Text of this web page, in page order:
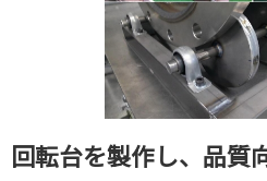
回転台を製作し、品質